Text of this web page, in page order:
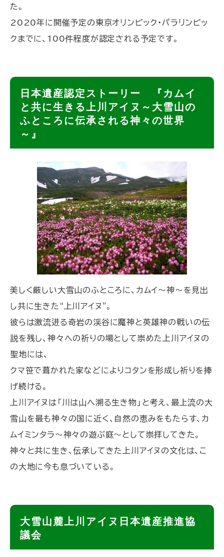
た。
2020年に開催予定の東京オリンピック・パラリンピッ
クまでに、100件程度が認定される予定です。
戻
日本遺産認定ストーリー 『カムイ
と共に生きる上川アイヌ～大雪山の
ふところに伝承される神々の世界
～』
美しく厳しい大雪山のふところに、カムイ～神～を見出
し共に生きた“上川アイヌ”。
彼らは激流迸る奇岩の渓谷に魔神と英雄神の戦いの伝
説を残し、神々への祈りの場として崇めた上川アイヌの
聖地には、
クマ笹で葺かれた家などによりコタンを形成し祈りを捧
げ続ける。
上川アイヌは「川は山へ溯る生き物」と考え、最上流の大
雪山を最も神々の国に近く、自然の恵みをもたらす、カ
ムイミンタラ～神々の遊ぶ庭～として崇拝してきた。
神々と共に生き、伝承してきた上川アイヌの文化は、こ
の大地に今も息づいている。
ト
大雪山麓上川アイヌ日本遺産推進協
議会